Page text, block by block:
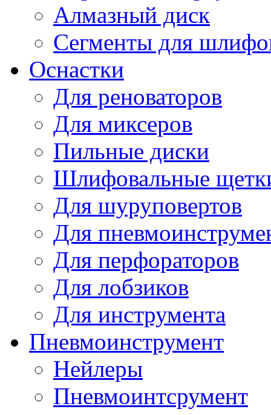
Алмазный диск
Сегменты для
Оснастки
Для реноваторов
Для миксеров
Пильные диски
Шлифовальные
Для шуруповертов
Для
Для перфораторов
Для лобзиков
Для инструмента
Пневмоинструмент
Нейлеры
Пневмоинтсрумент